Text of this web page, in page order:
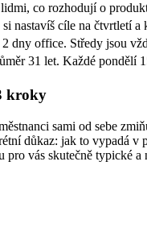
lidmi, co rozhodují o
nastavíš cíle na čtvrtletí a
dny office. Středy jsou
31 let. Každé pondělí
kroky
sami od sebe
důkaz: jak to vypadá v
pro vás skutečně typické